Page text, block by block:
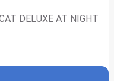
DELUXE AT NIGHT